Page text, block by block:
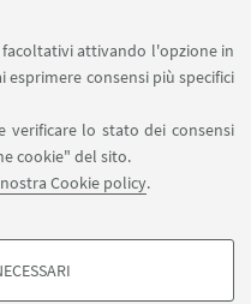
attivando l'opzione in
esprimere consensi più specifici
verificare lo stato dei consensi
cookie" del sito.
Cookie policy.